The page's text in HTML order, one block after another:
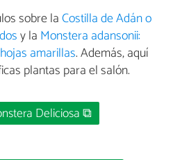
sobre laCostilla de Adán o
y la Monstera adansonii:
amarillas. Además, aquí
plantas para el salón.
Deliciosa ⧉